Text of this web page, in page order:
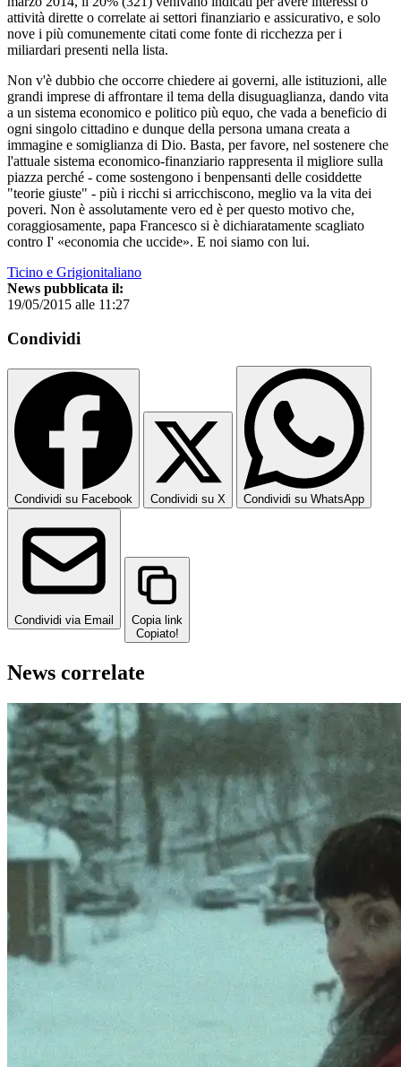
attività dirette o correlate ai settori finanziario e assicurativo, e solo
nove i più comunemente citati come fonte di ricchezza per i
miliardari presenti nella lista.
Non v'è dubbio che occorre chiedere ai governi, alle istituzioni, alle
grandi imprese di affrontare il tema della disuguaglianza, dando vita
a un sistema economico e politico più equo, che vada a beneficio di
ogni singolo cittadino e dunque della persona umana creata a
immagine e somiglianza di Dio. Basta, per favore, nel sostenere che
l'attuale sistema economico-finanziario rappresenta il migliore sulla
piazza perché - come sostengono i benpensanti delle cosiddette
"teorie giuste" - più i ricchi si arricchiscono, meglio va la vita dei
poveri. Non è assolutamente vero ed è per questo motivo che,
coraggiosamente, papa Francesco si è dichiaratamente scagliato
contro I' «economia che uccide». E noi siamo con lui.
Ticino e Grigionitaliano
News pubblicata il:
19/05/2015 alle 11:27
Condividi
Condividi su Facebook Condividi su X Condividi su WhatsApp
Condividi via Email
Copia link
Copiato!
News correlate